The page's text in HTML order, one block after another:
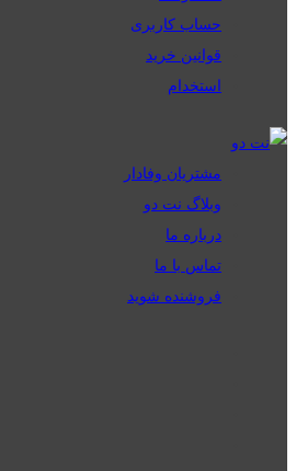
حساب کاربری
قوانین خرید
استخدام
مشتریان وفادار
وبلاگ نت دو
درباره ما
تماس با ما
فروشنده شوید